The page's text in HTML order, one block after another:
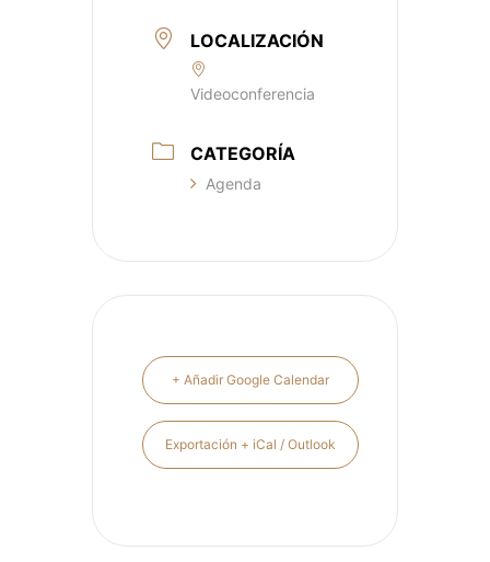
LOCALIZACIÓN
Videoconferencia
CATEGORÍA
Agenda
+ Añadir Google Calendar
Exportación + iCal / Outlook